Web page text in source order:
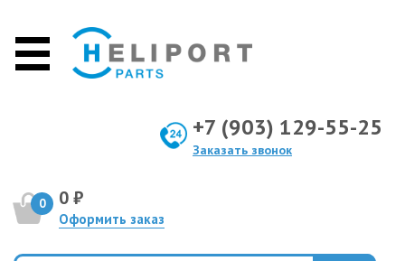
+7 (903) 129-55-25
Заказать звонок
0 0 ₽
Оформить заказ